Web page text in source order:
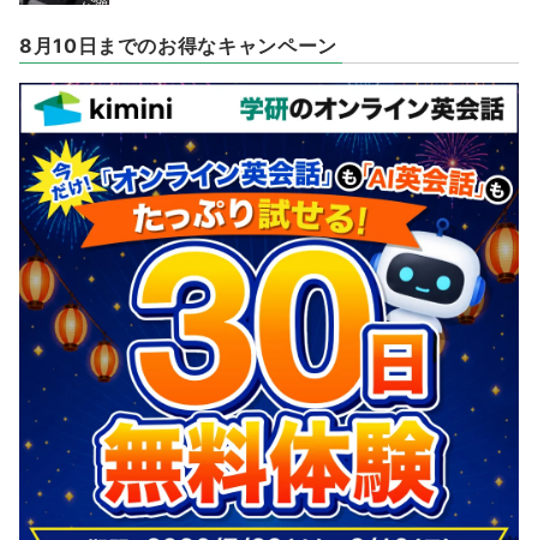
8月10日までのお得なキャンペーン